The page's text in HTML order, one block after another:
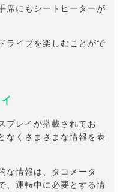
席にもシートヒーターが
ライブを楽しむことがで
プレイが搭載されてお
なくさまざまな情報を表
な情報は、タコメータ
、運転中に必要とする情